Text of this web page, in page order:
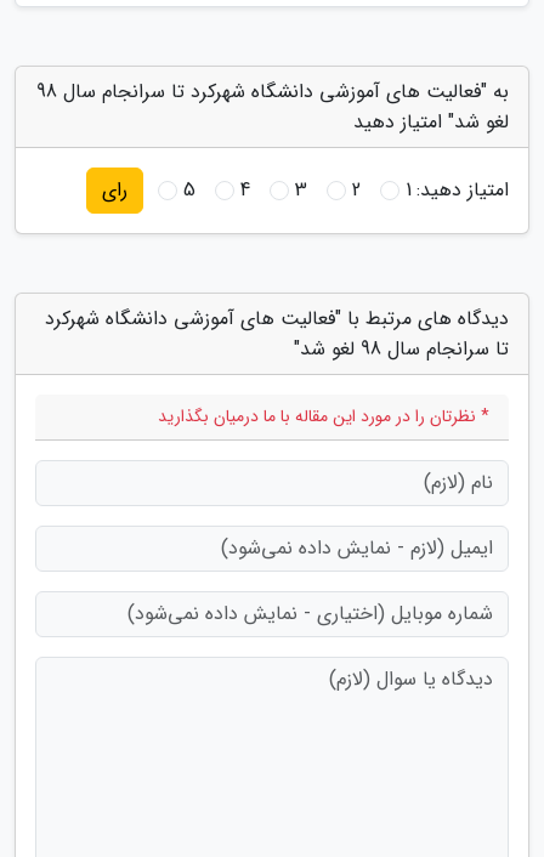
به "فعالیت های آموزشی دانشگاه شهرکرد تا سرانجام سال 98
لغو شد" امتیاز دهید
امتیاز دهید:1
2
3
4
5 رای
دیدگاه های مرتبط با "فعالیت های آموزشی دانشگاه شهرکرد
تا سرانجام سال 98 لغو شد"
* نظرتان را در مورد این مقاله با ما درمیان بگذارید